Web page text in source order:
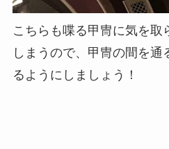
こちらも喋る甲冑に気を取
しまうので、甲冑の間を通
るようにしましょう！